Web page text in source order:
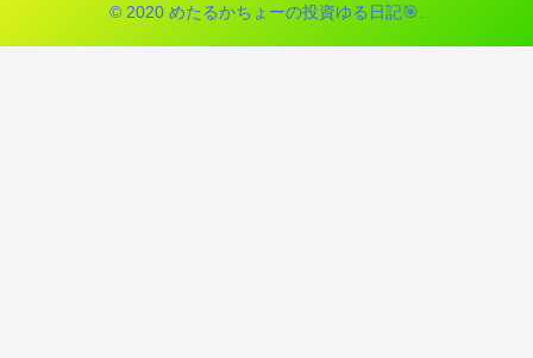
© 2020 めたるかちょーの投資ゆる日記🎯.